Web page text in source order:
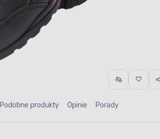
Podobne produkty Opinie Porady